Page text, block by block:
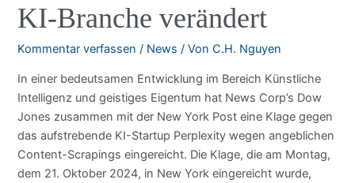
KI-Branche verändert
Kommentar verfassen / News / VonC.H. Nguyen
In einer bedeutsamen Entwicklung im Bereich Künstliche
Intelligenz und geistiges Eigentum hat News Corp’s Dow
Jones zusammen mit der New York Post eine Klage gegen
das aufstrebende KI-Startup Perplexity wegen angeblichen
Content-Scrapings eingereicht. Die Klage, die am Montag,
dem 21. Oktober 2024, in New York eingereicht wurde,